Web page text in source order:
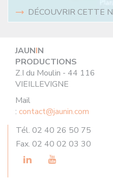
DÉCOUVRIR CETTE
JAUNIN
PRODUCTIONS
Z.I du Moulin - 44 116
VIEILLEVIGNE
Mail
: contact@jaunin.com
Tél. 02 40 26 50 75
Fax. 02 40 02 03 30
LinkedInYoutube